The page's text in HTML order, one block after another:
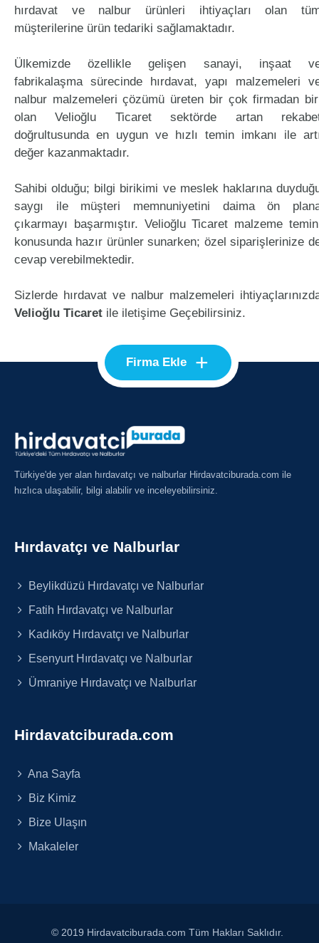
hırdavat ve nalbur ürünleri ihtiyaçları olan
müşterilerine ürün tedariki sağlamaktadır.
Ülkemizde özellikle gelişen sanayi, inşaat
fabrikalaşma sürecinde hırdavat, yapı malzemeleri
nalbur malzemeleri çözümü üreten bir çok firmadan
olan Velioğlu Ticaret sektörde artan
doğrultusunda en uygun ve hızlı temin imkanı ile
değer kazanmaktadır.
Sahibi olduğu; bilgi birikimi ve meslek haklarına
saygı ile müşteri memnuniyetini daima ön
çıkarmayı başarmıştır. Velioğlu Ticaret malzeme
konusunda hazır ürünler sunarken; özel siparişlerinize
cevap verebilmektedir.
Sizlerde hırdavat ve nalbur malzemeleri
Velioğlu Ticaret ile iletişime Geçebilirsiniz.
Firma Ekle +
Türkiye'de yer alan hırdavatçı ve nalburlar Hirdavatciburada.com ile
hızlıca ulaşabilir, bilgi alabilir ve inceleyebilirsiniz.
Hırdavatçı ve Nalburlar
Beylikdüzü Hırdavatçı ve Nalburlar
Fatih Hırdavatçı ve Nalburlar
Kadıköy Hırdavatçı ve Nalburlar
Esenyurt Hırdavatçı ve Nalburlar
Ümraniye Hırdavatçı ve Nalburlar
Hirdavatciburada.com
Ana Sayfa
Biz Kimiz
Bize Ulaşın
Makaleler
© 2019 Hirdavatciburada.com Tüm Hakları Saklıdır.